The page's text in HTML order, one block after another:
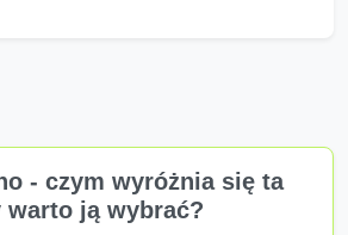
- czym wyróżnia się ta
warto ją wybrać?